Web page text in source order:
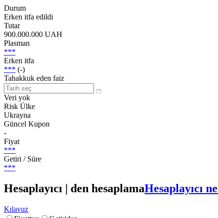
Durum
Erken itfa edildi
Tutar
900.000.000 UAH
Plasman
***
Erken itfa
*** (-)
Tahakkuk eden faiz
Veri yok
Risk Ülke
Ukrayna
Güncel Kupon
-
Fiyat
***
Getiri / Süre
***
Hesaplayıcı | den hesaplamaHesaplayıcı
Kılavuz